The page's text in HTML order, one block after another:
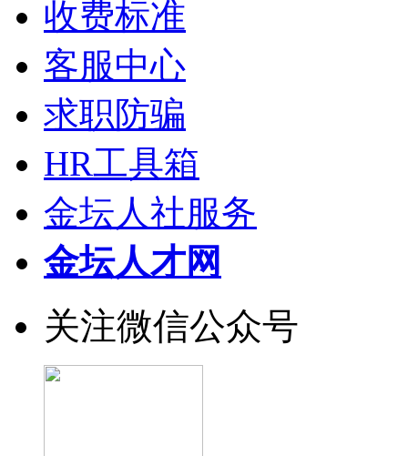
收费标准
客服中心
求职防骗
HR工具箱
金坛人社服务
金坛人才网
关注微信公众号